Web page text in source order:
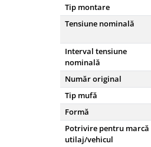
Piese cultivator
Piese scarificator
Piese semanatoare
Remorci auto
Vidanja si irigatii
Tip montare
Tensiune nominală
Interval tensiune
nominală
Număr original
Tip mufă
Formă
Potrivire pentru marcă
utilaj/vehicul